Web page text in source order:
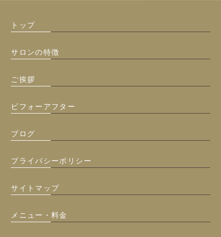
トップ
サロンの特徴
ご挨拶
ビフォーアフター
ブログ
プライバシーポリシー
サイトマップ
メニュー・料金